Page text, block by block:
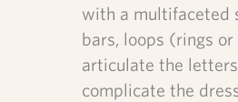
with a multifaceted
bars, loops (rings
articulate the
complicate the